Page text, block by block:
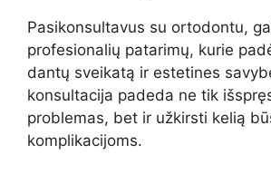
Pasikonsultavus su ortodontu,
profesionalių patarimų, kurie
dantų sveikatą ir estetines
konsultacija padeda ne tik
problemas, bet ir užkirsti kelią
komplikacijoms.